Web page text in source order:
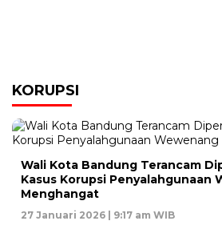
KORUPSI
Wali Kota Bandung Terancam
Kasus Korupsi Penyalahgunaan
Menghangat
27 Januari 2026 | 9:17 am WIB